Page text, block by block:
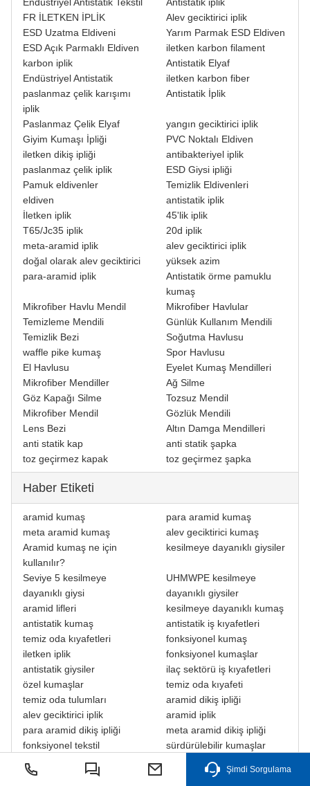
FR İLETKEN İPLİK
Alev geciktirici iplik
ESD Uzatma Eldiveni
Yarım Parmak ESD Eldiven
ESD Açık Parmaklı Eldiven
iletken karbon filament
karbon iplik
Antistatik Elyaf
Endüstriyel Antistatik
iletken karbon fiber
paslanmaz çelik karışımı
iplik
Antistatik İplik
Paslanmaz Çelik Elyaf
yangın geciktirici iplik
Giyim Kumaşı İpliği
PVC Noktalı Eldiven
iletken dikiş ipliği
antibakteriyel iplik
paslanmaz çelik iplik
ESD Giysi ipliği
Pamuk eldivenler
Temizlik Eldivenleri
eldiven
antistatik iplik
İletken iplik
45'lik iplik
T65/Jc35 iplik
20d iplik
meta-aramid iplik
alev geciktirici iplik
doğal olarak alev geciktirici
yüksek azim
para-aramid iplik
Antistatik örme pamuklu
kumaş
Mikrofiber Havlu Mendil
Mikrofiber Havlular
Temizleme Mendili
Günlük Kullanım Mendili
Temizlik Bezi
Soğutma Havlusu
waffle pike kumaş
Spor Havlusu
El Havlusu
Eyelet Kumaş Mendilleri
Mikrofiber Mendiller
Ağ Silme
Göz Kapağı Silme
Tozsuz Mendil
Mikrofiber Mendil
Gözlük Mendili
Lens Bezi
Altın Damga Mendilleri
anti statik kap
anti statik şapka
toz geçirmez kapak
toz geçirmez şapka
Haber Etiketi
aramid kumaş
para aramid kumaş
meta aramid kumaş
alev geciktirici kumaş
Aramid kumaş ne için
kullanılır?
kesilmeye dayanıklı giysiler
Seviye 5 kesilmeye
dayanıklı giysi
UHMWPE kesilmeye
dayanıklı giysiler
aramid lifleri
kesilmeye dayanıklı kumaş
antistatik kumaş
antistatik iş kıyafetleri
temiz oda kıyafetleri
fonksiyonel kumaş
iletken iplik
fonksiyonel kumaşlar
antistatik giysiler
ilaç sektörü iş kıyafetleri
özel kumaşlar
temiz oda kıyafeti
temiz oda tulumları
aramid dikiş ipliği
alev geciktirici iplik
aramid iplik
para aramid dikiş ipliği
meta aramid dikiş ipliği
fonksiyonel tekstil
sürdürülebilir kumaşlar
alev geciktirici polyester
alev geciktirici giysiler
koruyucu tekstil
modakrilik elyaf
Şimdi Sorgulama